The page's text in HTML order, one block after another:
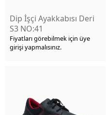
Dip İşçi Ayakkabısı Deri
S3 NO:41
Fiyatları görebilmek için üye
girişi yapmalısınız.